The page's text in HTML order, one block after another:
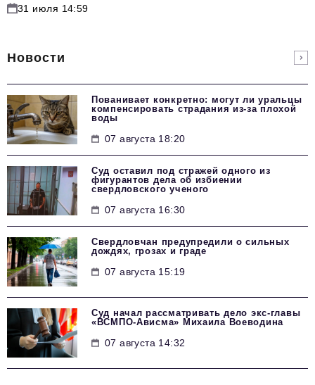
31 июля 14:59
Новости
Пованивает конкретно: могут ли уральцы
компенсировать страдания из-за плохой
воды
07 августа 18:20
Суд оставил под стражей одного из
фигурантов дела об избиении
свердловского ученого
07 августа 16:30
Свердловчан предупредили о сильных
дождях, грозах и граде
07 августа 15:19
Суд начал рассматривать дело экс-главы
«ВСМПО-Ависма» Михаила Воеводина
07 августа 14:32